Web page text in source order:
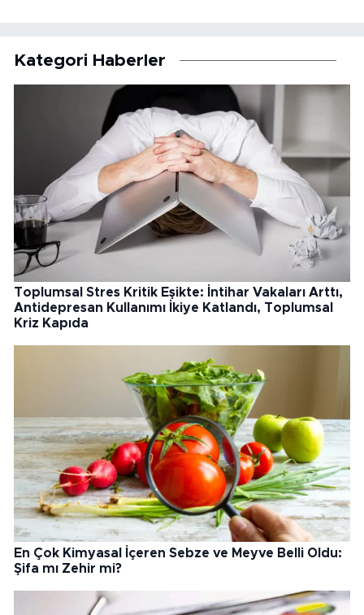
Kategori Haberler
Toplumsal Stres Kritik Eşikte: İntihar Vakaları Arttı,
Antidepresan Kullanımı İkiye Katlandı, Toplumsal
Kriz Kapıda
En Çok Kimyasal İçeren Sebze ve Meyve Belli Oldu:
Şifa mı Zehir mi?